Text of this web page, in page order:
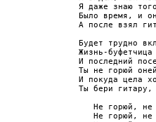
Я даже знаю
Было время, и
А после взял
Будет трудно
Жизнь-
И последний
Ты не горюй
И покуда цела
Ты бери
Не горюй,
Не горюй,